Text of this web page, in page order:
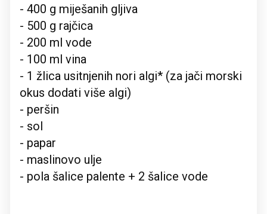
- 400 g miješanih gljiva
- 500 g rajčica
- 200 ml vode
- 100 ml vina
- 1 žlica usitnjenih nori algi* (za jači morski
okus dodati više algi)
- peršin
- sol
- papar
- maslinovo ulje
- pola šalice palente + 2 šalice vode